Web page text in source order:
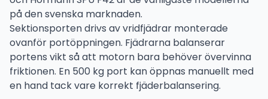
på den svenska marknaden.
Sektionsporten drivs av vridfjädrar monterade
ovanför portöppningen. Fjädrarna balanserar
portens vikt så att motorn bara behöver övervinna
friktionen. En 500 kg port kan öppnas manuellt med
en hand tack vare korrekt fjäderbalansering.